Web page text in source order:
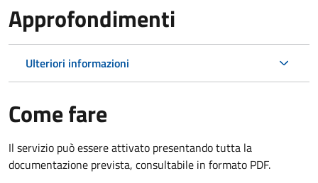
Approfondimenti
Ulteriori informazioni
Come fare
Il servizio può essere attivato presentando tutta la
documentazione prevista, consultabile in formato PDF.